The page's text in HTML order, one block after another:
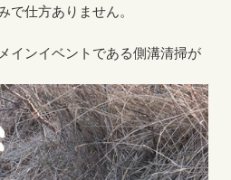
で仕方ありません。
インイベントである側溝清掃が